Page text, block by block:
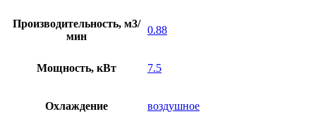
Производительность, м3/
мин
0.88
Мощность, кВт 7.5
Охлаждение воздушное